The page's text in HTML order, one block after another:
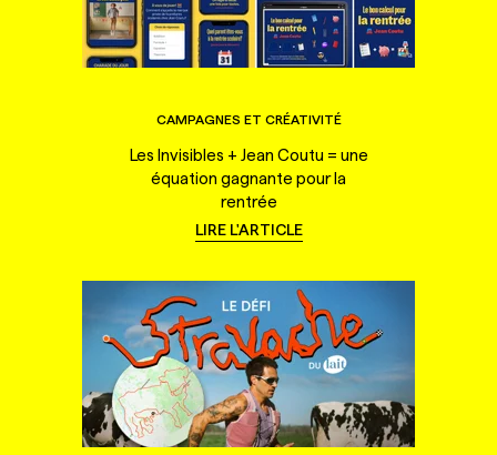
CAMPAGNES ET CRÉATIVITÉ
Les Invisibles + Jean Coutu = une
équation gagnante pour la
rentrée
LIRE L'ARTICLE